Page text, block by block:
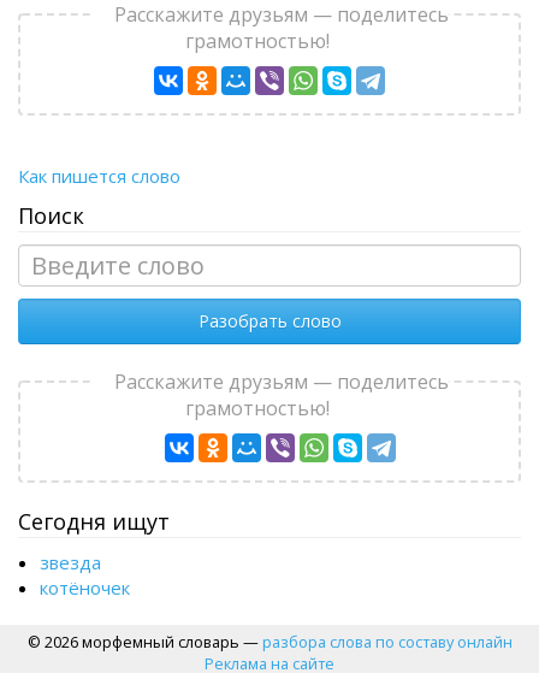
Расскажите друзьям — поделитесь
грамотностью!
Как пишется слово
Поиск
Разобрать слово
Расскажите друзьям — поделитесь
грамотностью!
Сегодня ищут
звезда
котёночек
© 2026 морфемный словарь —разбора слова по составу онлайн
Реклама на сайте